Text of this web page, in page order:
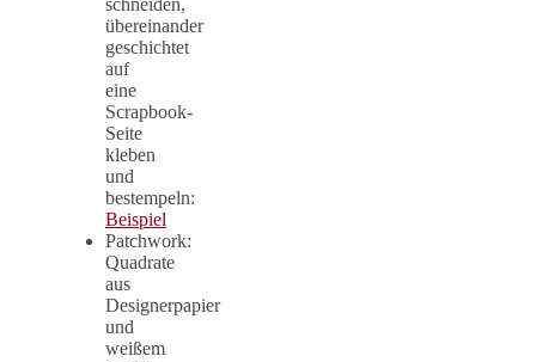
übereinander
geschichtet
auf
eine
Scrapbook-
Seite
kleben
und
bestempeln:
Beispiel
Patchwork:
Quadrate
aus
Designerpapier
und
weißem